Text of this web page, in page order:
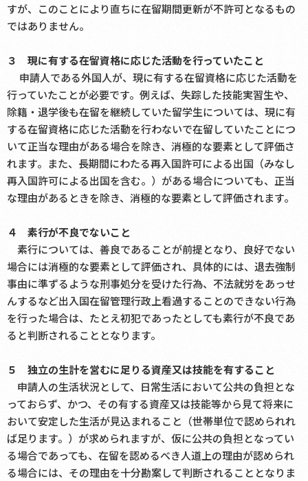
すが、このことにより直ちに在留期間更新が不許可となるもの
ではありません。
３ 現に有する在留資格に応じた活動を行っていたこと
申請人である外国人が、現に有する在留資格に応じた活動を
行っていたことが必要です。例えば、失踪した技能実習生や、
除籍・退学後も在留を継続していた留学生については、現に有
する在留資格に応じた活動を行わないで在留していたことにつ
いて正当な理由がある場合を除き、消極的な要素として評価さ
れます。また、長期間にわたる再入国許可による出国（みなし
再入国許可による出国を含む。）がある場合についても、正当
な理由があるときを除き、消極的な要素として評価されます。
４ 素行が不良でないこと
素行については、善良であることが前提となり、良好でない
場合には消極的な要素として評価され、具体的には、退去強制
事由に準ずるような刑事処分を受けた行為、不法就労をあっせ
んするなど出入国在留管理行政上看過することのできない行為
を行った場合は、たとえ初犯であったとしても素行が不良であ
ると判断されることとなります。
５ 独立の生計を営むに足りる資産又は技能を有すること
申請人の生活状況として、日常生活において公共の負担とな
っておらず、かつ、その有する資産又は技能等から見て将来に
おいて安定した生活が見込まれること（世帯単位で認められれ
ば足ります。）が求められますが、仮に公共の負担となってい
る場合であっても、在留を認めるべき人道上の理由が認められ
る場合には、その理由を十分勘案して判断されることとなりま